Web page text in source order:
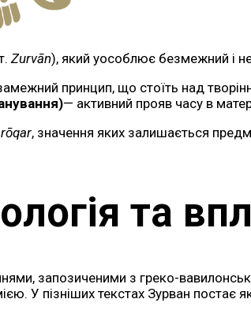
Zurvān), який уособлює безмежний і
принцип, що стоїть над
— активний прояв часу в
, значення яких залишається
та
запозиченими з греко-
У пізніших текстах Зурван